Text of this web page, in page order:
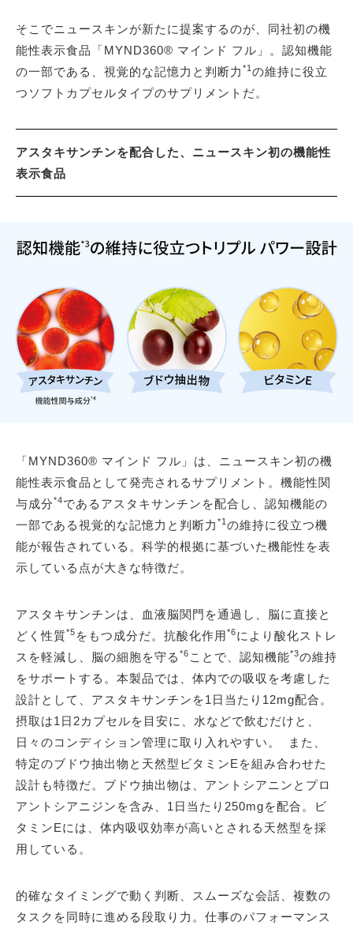
そこでニュースキンが新たに提案するのが、同社初の機
能性表示食品「MYND360® マインド フル」。認知機能
の一部である、視覚的な記憶力と判断力 *1 の維持に役立
つソフトカプセルタイプのサプリメントだ。
アスタキサンチンを配合した、ニュースキン初の機能性
表示食品
「MYND360® マインド フル」は、ニュースキン初の機
能性表示食品として発売されるサプリメント。機能性関
与成分*4であるアスタキサンチンを配合し、認知機能の
一部である視覚的な記憶力と判断力 *1の維持に役立つ機
能が報告されている。科学的根拠に基づいた機能性を表
示している点が大きな特徴だ。
アスタキサンチンは、血液脳関門を通過し、脳に直接と
どく性質*5 をもつ成分だ。抗酸化作用*6により酸化ストレ
スを軽減し、脳の細胞を守る *6 ことで、認知機能*3の維持
をサポートする。本製品では、体内での吸収を考慮した
設計として、アスタキサンチンを1日当たり12mg配合。
摂取は1日2カプセルを目安に、水などで飲むだけと、
日々のコンディション管理に取り入れやすい。 また、
特定のブドウ抽出物と天然型ビタミンEを組み合わせた
設計も特徴だ。ブドウ抽出物は、アントシアニンとプロ
アントシアニジンを含み、1日当たり250mgを配合。ビ
タミンEには、体内吸収効率が高いとされる天然型を採
用している。
的確なタイミングで動く判断、スムーズな会話、複数の
タスクを同時に進める段取り力。仕事のパフォーマンス